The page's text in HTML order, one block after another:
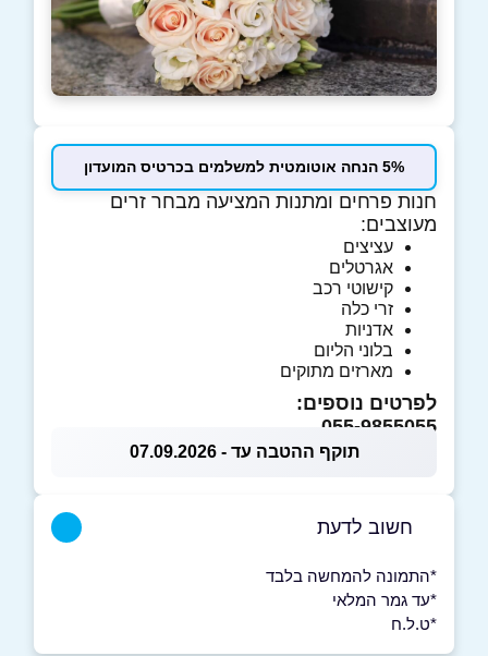
5% הנחה אוטומטית למשלמים בכרטיס המועדון
חנות פרחים ומתנות המציעה מבחר זרים
מעוצבים:
עציצים
אגרטלים
קישוטי רכב
זרי כלה
אדניות
בלוני הליום
מארזים מתוקים
לפרטים נוספים:
055-9855055
תוקף ההטבה עד - 07.09.2026
חשוב לדעת
*התמונה להמחשה בלבד
*עד גמר המלאי
*ט.ל.ח